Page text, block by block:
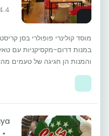
מוסד קולינרי פופולרי בסן
במנות דרום-מקסיקניות עם
והמנות הן חגיגה של טעמים